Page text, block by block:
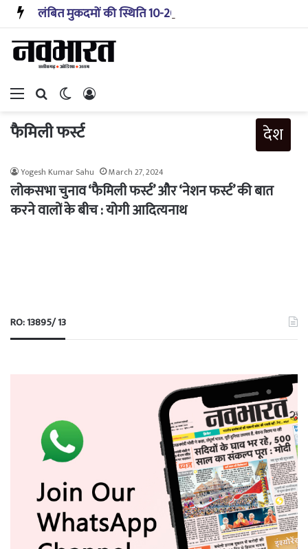
Menu Search forSwitch skin
फैमिली फर्स्ट देश
Yogesh Kumar Sahu March 27, 2024
लोकसभा चुनाव ‘फैमिली फर्स्ट’ और ‘नेशन फर्स्ट’ की बात
करने वालों के बीच : योगी आदित्यनाथ
RO: 13895/ 13